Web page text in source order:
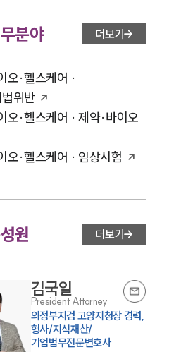
분야 더보기
오·헬스케어 ·
위반
오·헬스케어 · 제약·바이오
오·헬스케어 · 임상시험
원 더보기
김국일
President Attorney
의정부지검 고양지청장 경력,
형사/지식재산/
기업법무전문변호사